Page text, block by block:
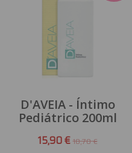
D'AVEIA - Íntimo
Pediátrico 200ml
15,90 €18,70 €